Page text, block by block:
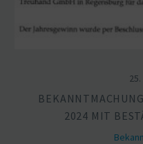
2024 MIT